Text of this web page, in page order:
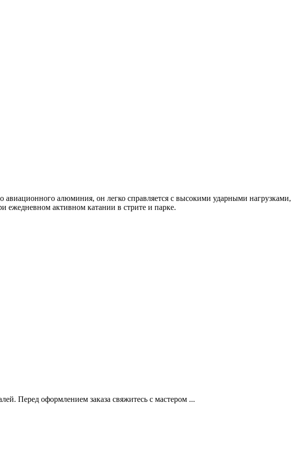
алюминия, он легко справляется с высокими ударными нагрузками,
ежедневном активном катании в стрите и парке.
Перед оформлением заказа свяжитесь с мастером ...